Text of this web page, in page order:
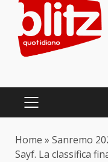
content
PRIMARY
Home » Sanremo
Sayf. La classifica